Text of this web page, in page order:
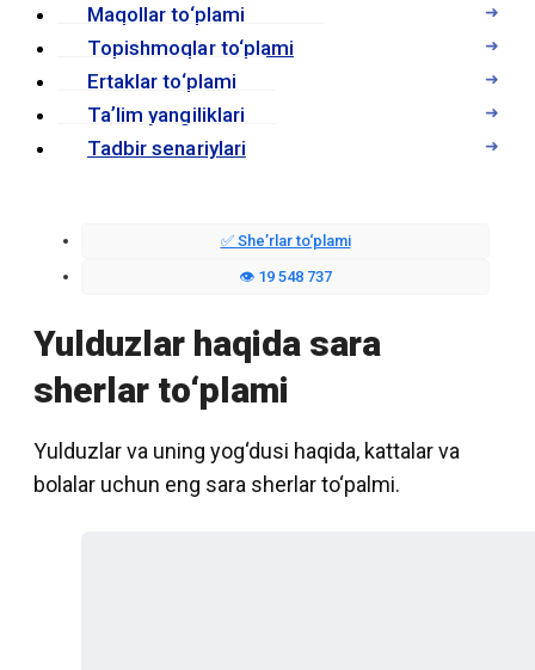
Maqollar to‘plami
Topishmoqlar to‘plami
Ertaklar to‘plami
Taʼlim yangiliklari
Tadbir senariylari
✅ Sheʼrlar to‘plami
👁️ 19 548 737
Yulduzlar haqida sara
sherlar to‘plami
Yulduzlar va uning yog‘dusi haqida, kattalar va
bolalar uchun eng sara sherlar to‘palmi.